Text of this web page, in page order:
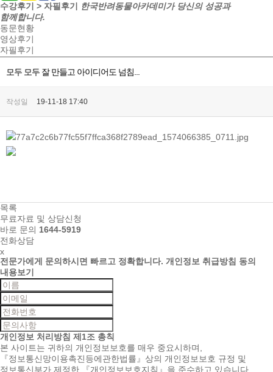
수강후기 > 자필후기
한국반려동물아카데미가 당신의 성공과
함께합니다.
동문현황
영상후기
자필후기
모두 모두 잘 만들고 아이디어도 넘침...
작성일 19-11-18 17:40
목록
무료자료 및 상담신청
바로 문의 1644-5919
전화상담
x
전문가에게 문의하시면 빠르고 정확합니다. 개인정보 취급방침 동의
내용보기
개인정보 처리방침 제1조 총칙
본 사이트는 귀하의 개인정보보호를 매우 중요시하며,
『정보통신망이용촉진등에관한법률』상의 개인정보보호 규정 및
정보통신부가 제정한 『개인정보보호지침』을 준수하고 있습니다.